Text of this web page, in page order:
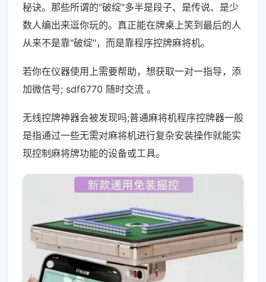
秘诀。那些所谓的"破绽"多半是段子、是传说、是少
数人编出来逗你玩的。真正能在牌桌上笑到最后的人
从来不是靠"破绽"，而是靠程序控牌麻将机。
若你在仪器使用上需要帮助，想获取一对一指导，添
加微信号; sdf6770 随时交流 。
无线控牌神器会被发现吗;普通麻将机程序控牌器一般
是指通过一些无需对麻将机进行复杂安装操作就能实
现控制麻将牌功能的设备或工具。